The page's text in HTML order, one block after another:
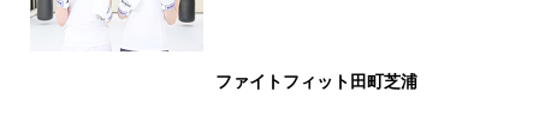
ファイトフィット田町芝浦